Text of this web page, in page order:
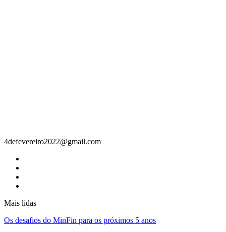
4defevereiro2022@gmail.com
Mais lidas
Os desafios do MinFin para os próximos 5 anos